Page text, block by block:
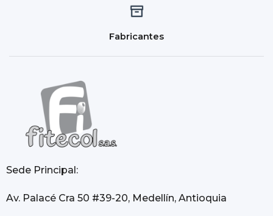
Fabricantes
Sede Principal:
Av. Palacé Cra 50 #39-20, Medellín, Antioquia